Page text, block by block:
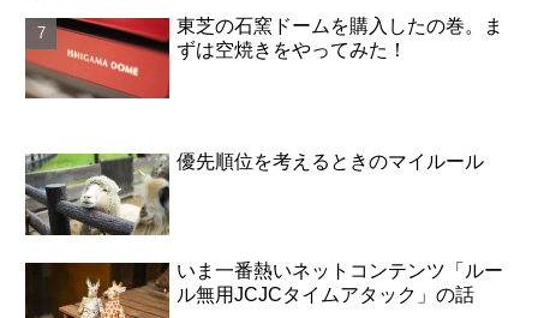
東芝の石窯ドームを購入したの巻。ま
ずは空焼きをやってみた！
優先順位を考えるときのマイルール
いま一番熱いネットコンテンツ「ルー
ル無用JCJCタイムアタック」の話